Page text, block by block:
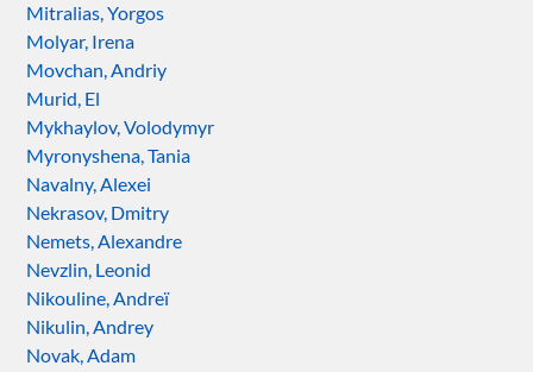
Mitralias, Yorgos
Molyar, Irena
Movchan, Andriy
Murid, El
Mykhaylov, Volodymyr
Myronyshena, Tania
Navalny, Alexei
Nekrasov, Dmitry
Nemets, Alexandre
Nevzlin, Leonid
Nikouline, Andreï
Nikulin, Andrey
Novak, Adam